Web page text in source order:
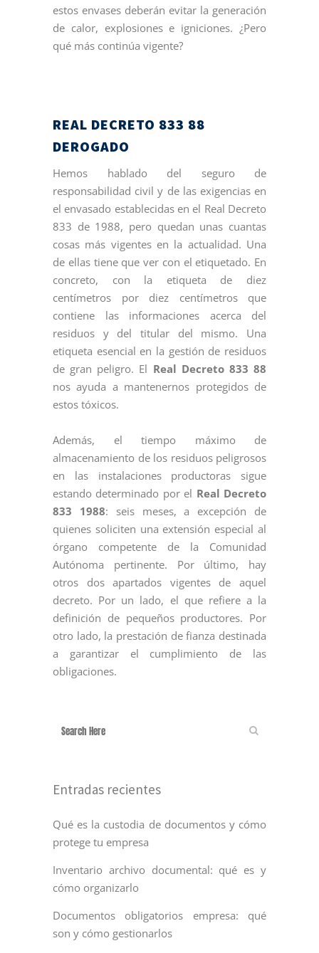
estos envases deberán evitar la generación
de calor, explosiones e igniciones. ¿Pero
qué más continúa vigente?
REAL DECRETO 833 88
DEROGADO
Hemos hablado del seguro de
responsabilidad civil y de las exigencias en
el envasado establecidas en el Real Decreto
833 de 1988, pero quedan unas cuantas
cosas más vigentes en la actualidad. Una
de ellas tiene que ver con el etiquetado. En
concreto, con la etiqueta de diez
centímetros por diez centímetros que
contiene las informaciones acerca del
residuos y del titular del mismo. Una
etiqueta esencial en la gestión de residuos
de gran peligro. El Real Decreto 833 88
nos ayuda a mantenernos protegidos de
estos tóxicos.
Además, el tiempo máximo de
almacenamiento de los residuos peligrosos
en las instalaciones productoras sigue
estando determinado por el Real Decreto
833 1988: seis meses, a excepción de
quienes soliciten una extensión especial al
órgano competente de la Comunidad
Autónoma pertinente. Por último, hay
otros dos apartados vigentes de aquel
decreto. Por un lado, el que refiere a la
definición de pequeños productores. Por
otro lado, la prestación de fianza destinada
a garantizar el cumplimiento de las
obligaciones.
Entradas recientes
Qué es la custodia de documentos y cómo
protege tu empresa
Inventario archivo documental: qué es y
cómo organizarlo
Documentos obligatorios empresa: qué
son y cómo gestionarlos